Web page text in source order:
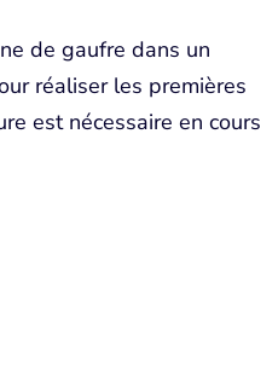
de gaufre dans un
réaliser les premières
est nécessaire en cours